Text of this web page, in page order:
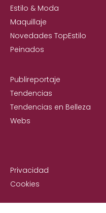
Estilo & Moda
Maquillaje
Novedades TopEstilo
Peinados
Publireportaje
Tendencias
Tendencias en Belleza
Webs
Privacidad
Cookies